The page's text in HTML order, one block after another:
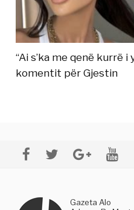
“Ai s’ka me qenë kurrë
komentit për Gjestin
Gazeta Alo